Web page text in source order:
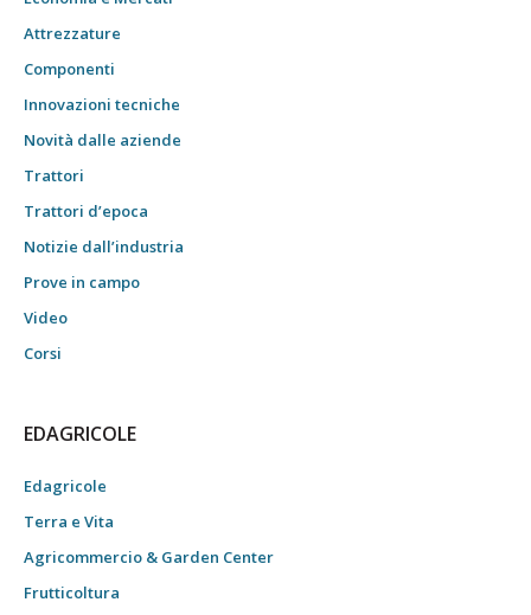
Attrezzature
Componenti
Innovazioni tecniche
Novità dalle aziende
Trattori
Trattori d’epoca
Notizie dall’industria
Prove in campo
Video
Corsi
EDAGRICOLE
Edagricole
Terra e Vita
Agricommercio & Garden Center
Frutticoltura